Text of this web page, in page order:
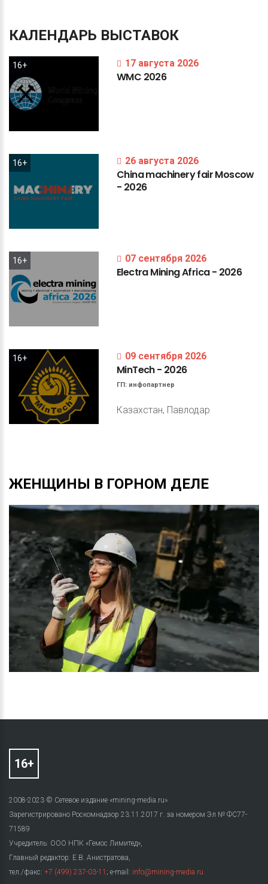
КАЛЕНДАРЬ ВЫСТАВОК
16+ 17 августа 2026
WMC 2026
16+ 26 августа 2026
ChinamachineryfairMoscow
- 2026
16+ 07 сентября 2026
ElectraMiningAfrica- 2026
16+ 09 сентября 2026
MinTech- 2026
ГП: инфопартнер
Казахстан, Павлодар
ЖЕНЩИНЫ В ГОРНОМ ДЕЛЕ
2008-2023 © Сетевое издание «mining-media.ru»
Зарегистрировано Роскомнадзор 23.11.2017 г. за номером Эл № ФС77-
71589
Учредитель: ООО НПК «Гемос Лимитед»,
Главный редактор: Е.В. Анистратова,
тел./факс: +7 (499) 237-03-11 ; e-mail: info@mining-media.ru